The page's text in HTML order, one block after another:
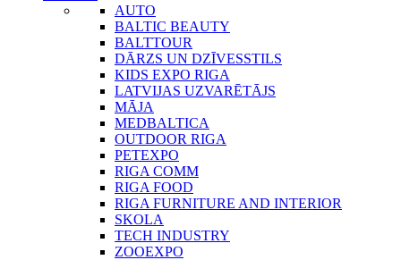
AUTO
BALTIC BEAUTY
BALTTOUR
DĀRZS UN DZĪVESSTILS
KIDS EXPO RIGA
LATVIJAS UZVARĒTĀJS
MĀJA
MEDBALTICA
OUTDOOR RIGA
PETEXPO
RIGA COMM
RIGA FOOD
RIGA FURNITURE AND INTERIOR
SKOLA
TECH INDUSTRY
ZOOEXPO